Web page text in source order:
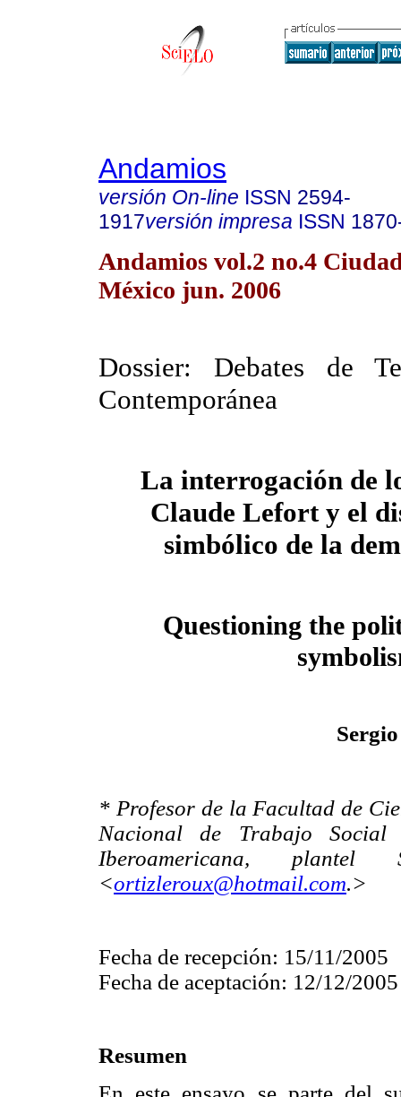
Andamios
versión On-line ISSN 2594-
1917versión impresa ISSN
Andamios vol.2 no.4
México jun. 2006
Dossier: Debates de
Contemporánea
La interrogación de
Claude Lefort y el
simbólico de la
Questioning the
* Profesor de la Facultad de
Nacional de Trabajo
Iberoamericana,
<ortizleroux@hotmail.com.>
Fecha de recepción: 15/11/2005
Fecha de aceptación: 12/12/2005
Resumen